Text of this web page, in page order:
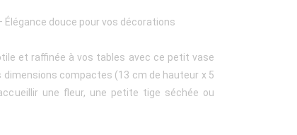
douce pour vos décorations
et raffinée à vos tables avec ce petit vase
dimensions compactes (13 cm de hauteur x 5
une fleur, une petite tige séchée ou